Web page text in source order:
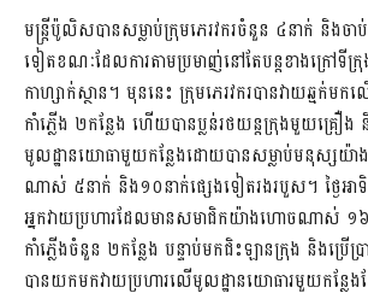
មន្រ្តីប៉ូលិសបានសម្លាប់ក្រុមភេរវករចំនួន ៤នាក់ និងចា
ទៀតខណៈដែលការតាមប្រមាញ់នៅតែបន្តខាងក្រៅទី
កាហ្សាក់ស្ថាន។ មុននេះ ក្រុមភេរវករបានវាយឆ្មក់ម
កាំភ្លើង ២កន្លែង ហើយបានប្លន់រថយន្តក្រុងមួយគ្រឿ
មូលដ្ឋានយោធាមួយកន្លែងដោយបានសម្លាប់មនុស្សយ៉
ណាស់ ៥នាក់ និង១០នាក់ផ្សេងទៀតរងរបួស។ ថ្ងៃអា
អ្នកវាយប្រហារដែលមានសមាជិកយ៉ាងហោចណាស់ ១
កាំភ្លើងចំនួន ២កន្លែង បន្ទាប់មកជិះឡានក្រុង និងប្រើប្
បានយកមកវាយប្រហារលើមូលដ្ឋានយោធារមួយកន្លែ